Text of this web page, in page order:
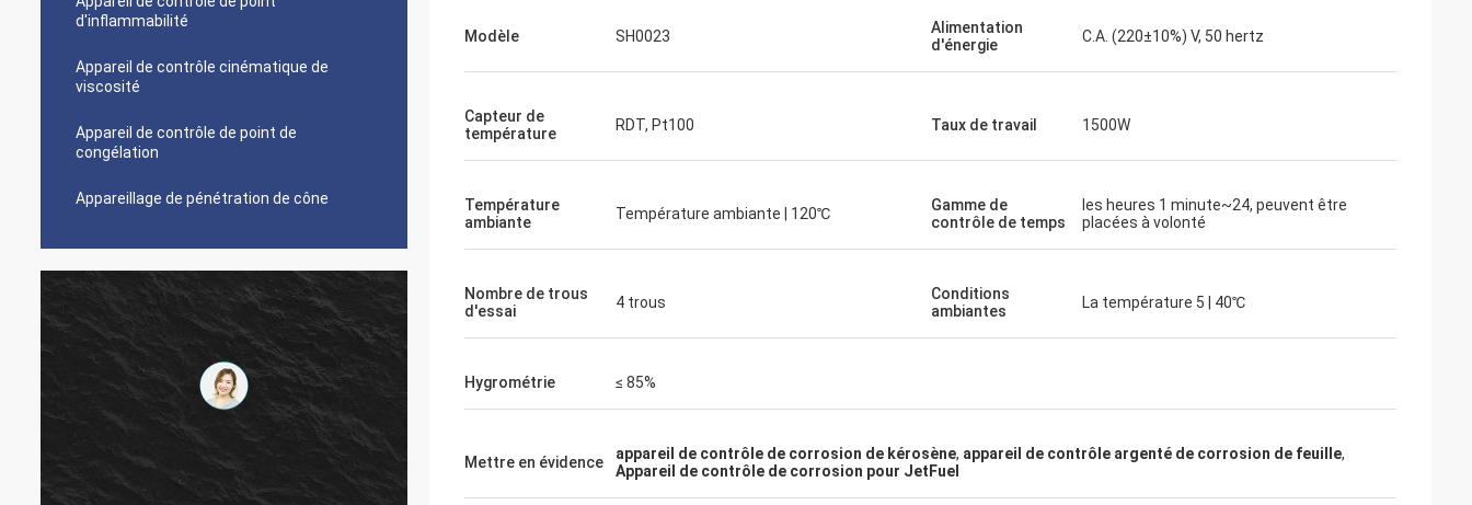
d'inflammabilité
Appareil de contrôle cinématique de
viscosité
Appareil de contrôle de point de
congélation
Appareillage de pénétration de cône
Modèle SH0023
Alimentation
d'énergie
C.A. (220±10%) V, 50 hertz
Capteur de
température
RDT, Pt100 Taux de travail 1500W
Température
ambiante
Température ambiante | 120℃
Gamme de
contrôle de temps
les heures 1 minute~24, peuvent être
placées à volonté
Nombre de trous
d'essai
4 trous
Conditions
ambiantes
La température 5 | 40℃
Hygrométrie ≤ 85%
Mettre en évidence appareil de contrôle de corrosion de kérosène, appareil de contrôle argenté de corrosion de feuille,
Appareil de contrôle de corrosion pour JetFuel